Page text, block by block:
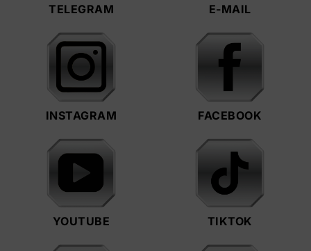
TELEGRAM E-MAIL
INSTAGRAM FACEBOOK
YOUTUBE TIKTOK